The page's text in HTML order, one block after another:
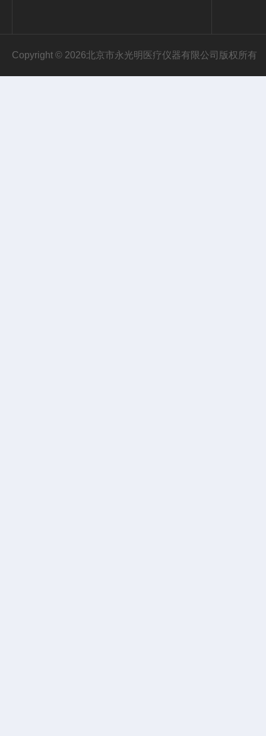
Copyright © 2026北京市永光明医疗仪器有限公司版权所有